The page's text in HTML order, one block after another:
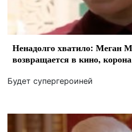
Ненадолго хватило: Меган
возвращается в кино,
Будет супергероиней